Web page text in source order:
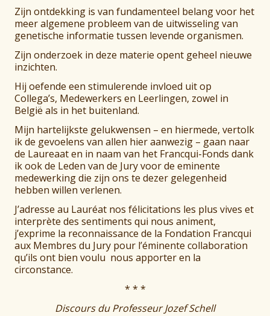
Zijn ontdekking is van fundamenteel belang voor het
meer algemene probleem van de uitwisseling van
genetische informatie tussen levende organismen.
Zijn onderzoek in deze materie opent geheel nieuwe
inzichten.
Hij oefende een stimulerende invloed uit op
Collega’s, Medewerkers en Leerlingen, zowel in
België als in het buitenland.
Mijn hartelijkste gelukwensen – en hiermede, vertolk
ik de gevoelens van allen hier aanwezig – gaan naar
de Laureaat en in naam van het Francqui-Fonds dank
ik ook de Leden van de Jury voor de eminente
medewerking die zijn ons te dezer gelegenheid
hebben willen verlenen.
J’adresse au Lauréat nos félicitations les plus vives et
interprète des sentiments qui nous animent,
j’exprime la reconnaissance de la Fondation Francqui
aux Membres du Jury pour l’éminente collaboration
qu’ils ont bien voulu nous apporter en la
circonstance.
* * *
Discours duProfesseur Jozef Schell